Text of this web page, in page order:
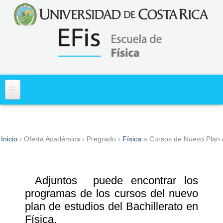
¿Dónde Estamos?
Personal
Diagnóstico de los Aprendizajes en Matemática
(DiMa)
Cartas al Estudiante
Requisitos Especiales para ingreso y traslado a
carrera
Asuntos Administrativos
Normativa de Interes Administrativo y Docente
Centros de Investigación
Inicio › Oferta Académica › Pregrado › Física » Cursos de Nuevo
Adjuntos puede encontrar los
programas de los cursos del nuevo
plan de estudios del Bachillerato en
Física.